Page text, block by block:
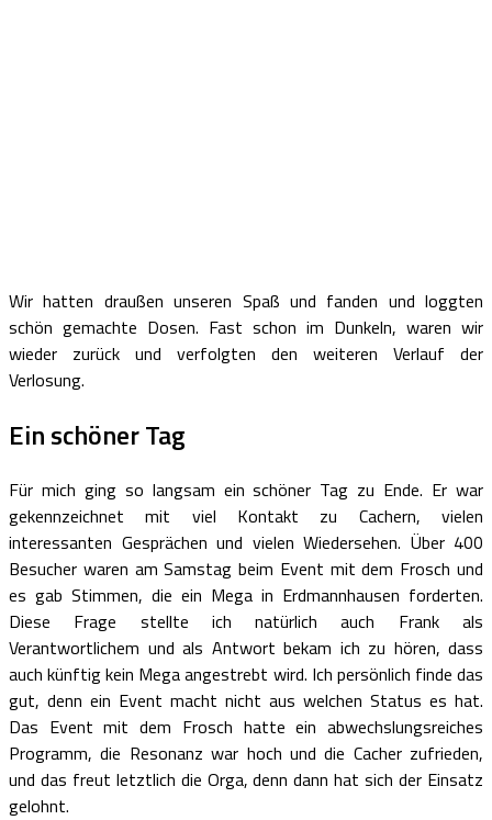
Wir hatten draußen unseren Spaß und fanden und loggten
schön gemachte Dosen. Fast schon im Dunkeln, waren wir
wieder zurück und verfolgten den weiteren Verlauf der
Verlosung.
Ein schöner Tag
Für mich ging so langsam ein schöner Tag zu Ende. Er war
gekennzeichnet mit viel Kontakt zu Cachern, vielen
interessanten Gesprächen und vielen Wiedersehen. Über 400
Besucher waren am Samstag beim Event mit dem Frosch und
es gab Stimmen, die ein Mega in Erdmannhausen forderten.
Diese Frage stellte ich natürlich auch Frank als
Verantwortlichem und als Antwort bekam ich zu hören, dass
auch künftig kein Mega angestrebt wird. Ich persönlich finde das
gut, denn ein Event macht nicht aus welchen Status es hat.
Das Event mit dem Frosch hatte ein abwechslungsreiches
Programm, die Resonanz war hoch und die Cacher zufrieden,
und das freut letztlich die Orga, denn dann hat sich der Einsatz
gelohnt.